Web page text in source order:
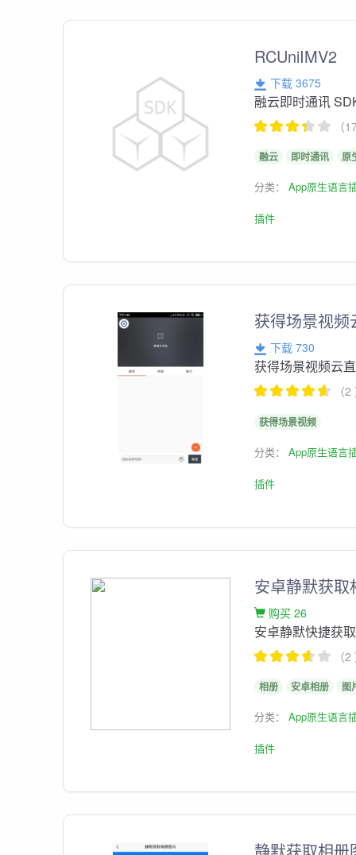
RCUniIMV2
下载 3675
融云即时通讯
（
融云 即时通讯 原
分类：App原生语言
插件
获得场景视频
下载 730
获得场景视频云
（
获得场景视频
分类：App原生语言
插件
安卓静默获
购买 26
安卓静默快捷获
（
相册 安卓相册 图
分类：App原生语言
插件